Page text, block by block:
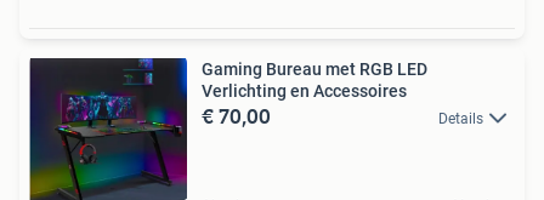
Gaming Bureau met RGB LED
Verlichting en Accessoires
€ 70,00 Details